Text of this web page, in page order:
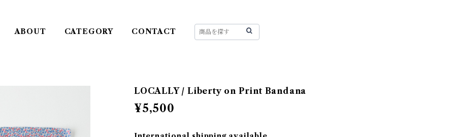
ABOUT CATEGORY CONTACT
LOCALLY / Liberty on Print Bandana
¥5,500